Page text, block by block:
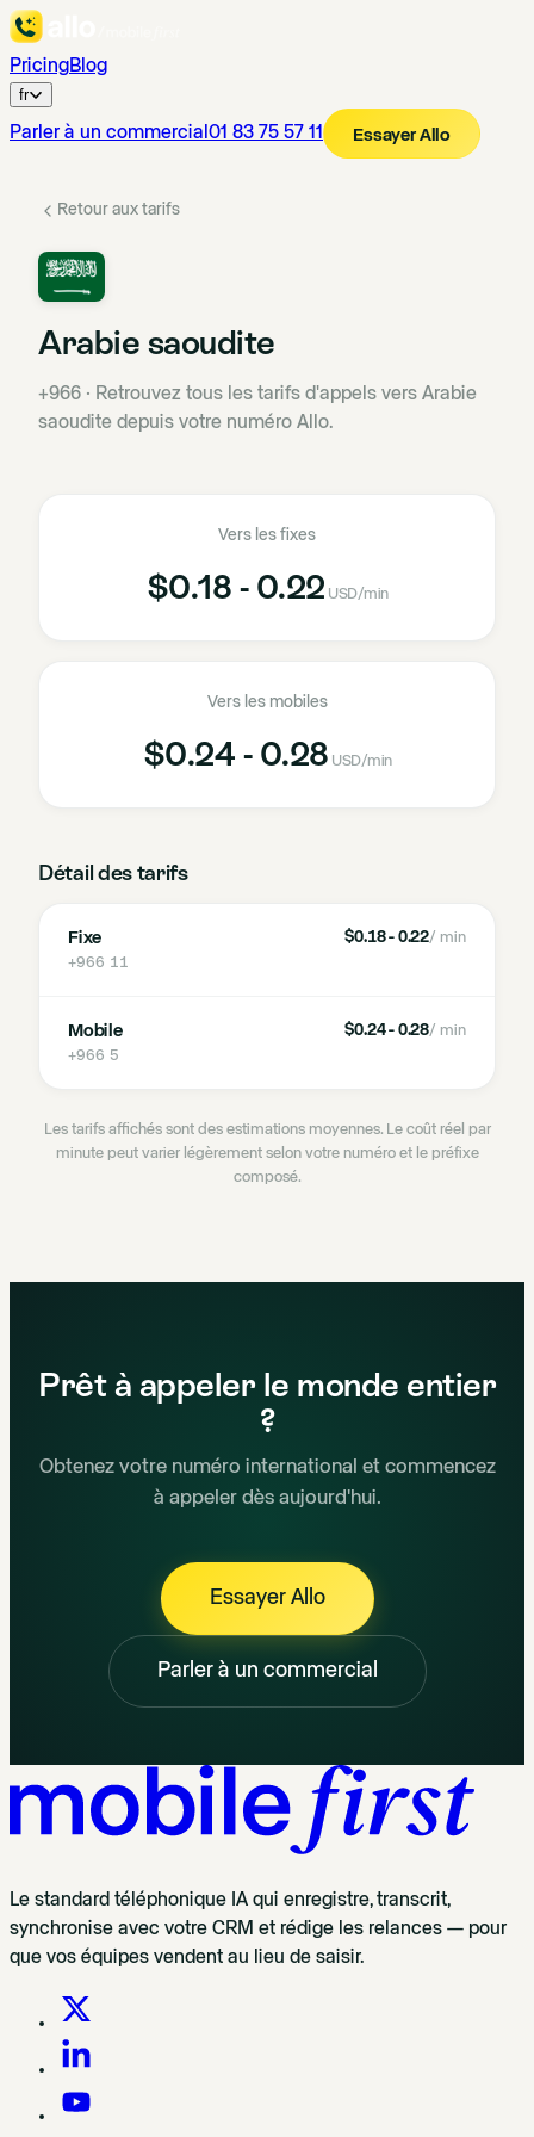
PricingBlog
fr
Parler à un commercial 01 83 75 57 11 Essayer Allo
Retour aux tarifs
Arabie saoudite
+966 · Retrouvez tous les tarifs d'appels vers Arabie
saoudite depuis votre numéro Allo.
Vers les fixes
$0.18 - 0.22 USD/min
Vers les mobiles
$0.24 - 0.28 USD/min
Détail des tarifs
Fixe
+966 11
$0.18 - 0.22/ min
Mobile
+966 5
$0.24 - 0.28/ min
Les tarifs affichés sont des estimations moyennes. Le coût réel par
minute peut varier légèrement selon votre numéro et le préfixe
composé.
Prêt à appeler le monde entier
?
Obtenez votre numéro international et commencez
à appeler dès aujourd'hui.
Essayer Allo
Parler à un commercial
Le standard téléphonique IA qui enregistre, transcrit,
synchronise avec votre CRM et rédige les relances — pour
que vos équipes vendent au lieu de saisir.